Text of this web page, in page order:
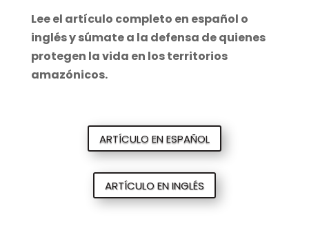
Lee el artículo completo en español o
inglés y súmate a la defensa de quienes
protegen la vida en los territorios
amazónicos.
ARTÍCULO EN ESPAÑOL
ARTÍCULO EN INGLÉS